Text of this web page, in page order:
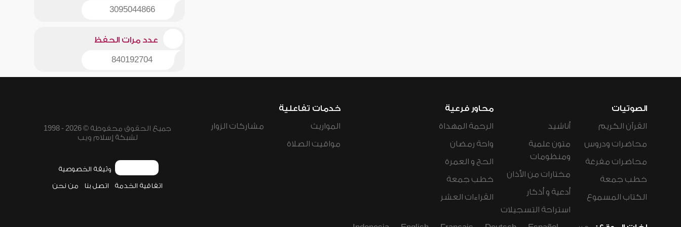
3095044866
عدد مرات الحفظ
840192704
الصوتيات
القرآن الكريم
محاضرات ودروس
محاضرات مفرغة
خطب جمعة
الكتاب المسموع
أناشيد
متون علمية
ومنظومات
مختارات من الأذان
أدعية و أذكار
استراحة التسجيلات
محاور فرعية
الرحمة المهداة
واحة رمضان
الحج و العمرة
خطب جمعة
القراءات العشر
خدمات تفاعلية
المواريث
مواقيت الصلاة
مشاركات الزوار
جميع الحقوق محفوظة © 2026 - 1998
لشبكة إسلام ويب
وثيقة الخصوصية
اتفاقية الخدمة اتصل بنا من نحن